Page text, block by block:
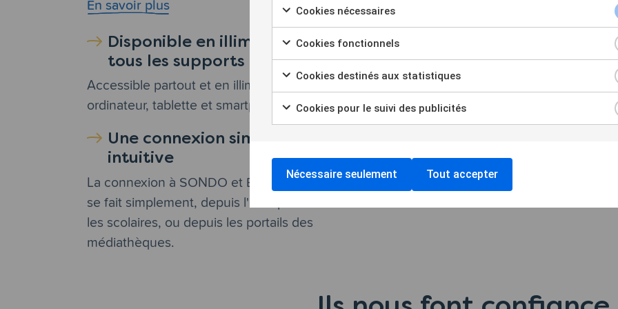
En savoir plus
Disponible en illimité sur
tous les supports
Accessible partout et en illimité sur
ordinateur, tablette et smartphone
Une connexion simple et
intuitive
La connexion à SONDO et BibliOdyssée
se fait simplement, depuis l'ENT pour
les scolaires, ou depuis les portails des
médiathèques.
Consultez le catalogue
Cookies nécessaires
Check to consent to the use of Cookies nécessaires
Cookies fonctionnels
Check to consent to the use of Cookies fonctionnels
Cookies destinés aux statistiques
Check to consent to the use of Cookies destinés aux
Cookies pour le suivi des publicités
Check to consent to the use of Cookies pour le suivi
Nécessaire seulement Tout accepter